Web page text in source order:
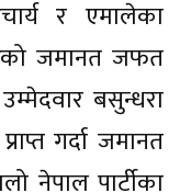
र एमालेका
जमानत जफत
बसुन्धरा
गर्दा जमानत
नेपाल पार्टीका